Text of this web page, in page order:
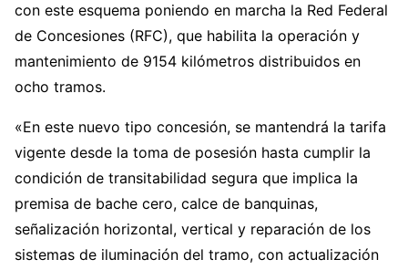
con este esquema poniendo en marcha la Red Federal
de Concesiones (RFC), que habilita la operación y
mantenimiento de 9154 kilómetros distribuidos en
ocho tramos.
«En este nuevo tipo concesión, se mantendrá la tarifa
vigente desde la toma de posesión hasta cumplir la
condición de transitabilidad segura que implica la
premisa de bache cero, calce de banquinas,
señalización horizontal, vertical y reparación de los
sistemas de iluminación del tramo, con actualización